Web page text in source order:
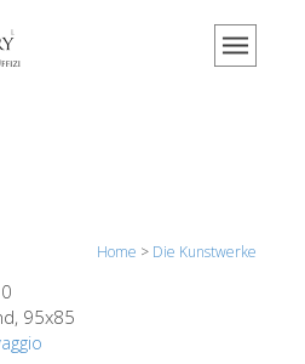
& Ausstellungen
Bewertungen
entdecken
Home > Die Kunstwerke
95x85